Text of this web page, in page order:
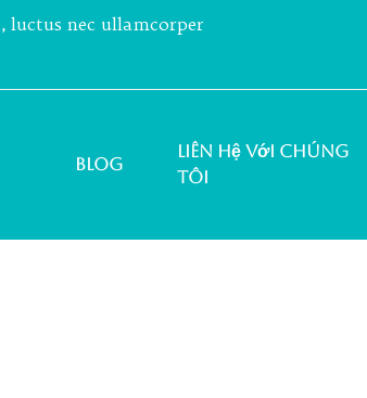
luctus nec ullamcorper
Blog
Liên hệ với chúng
tôi